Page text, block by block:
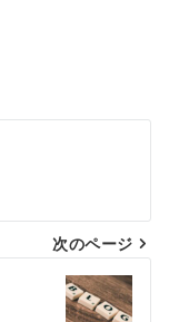
次のページ